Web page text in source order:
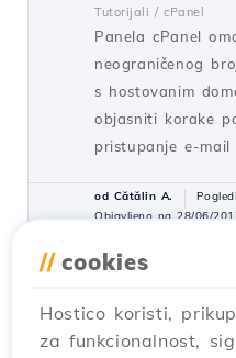
Tutorijali / cPanel
Panela cPanel
neograničenog
s hostovanim
objasniti korake
pristupanje e-mail
od Cătălin A.
Objavljeno na 28/06/
(Podkontakt)
Tutorijali /
// cookies
Hostico koristi,
za funkcionalnost,